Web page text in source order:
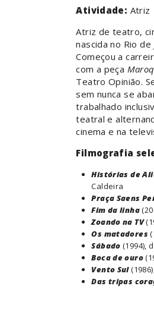
Atividade: Atriz
Atriz de teatro,
nascida no Rio
Começou a
com a peça
Teatro Opinião.
sem nunca se
trabalhado
teatral e
cinema e na
Filmografia
Histórias de
Caldeira
Praça Saens
Fim da linha
Zoando na TV
Os matadores
Sábado (1994),
Boca de ouro
Vento Sul
Das tripas